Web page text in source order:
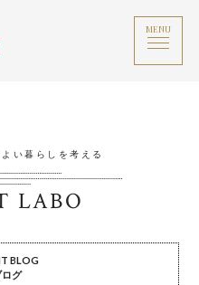
MENU
い暮らしを考える
LABO
BLOG
グ